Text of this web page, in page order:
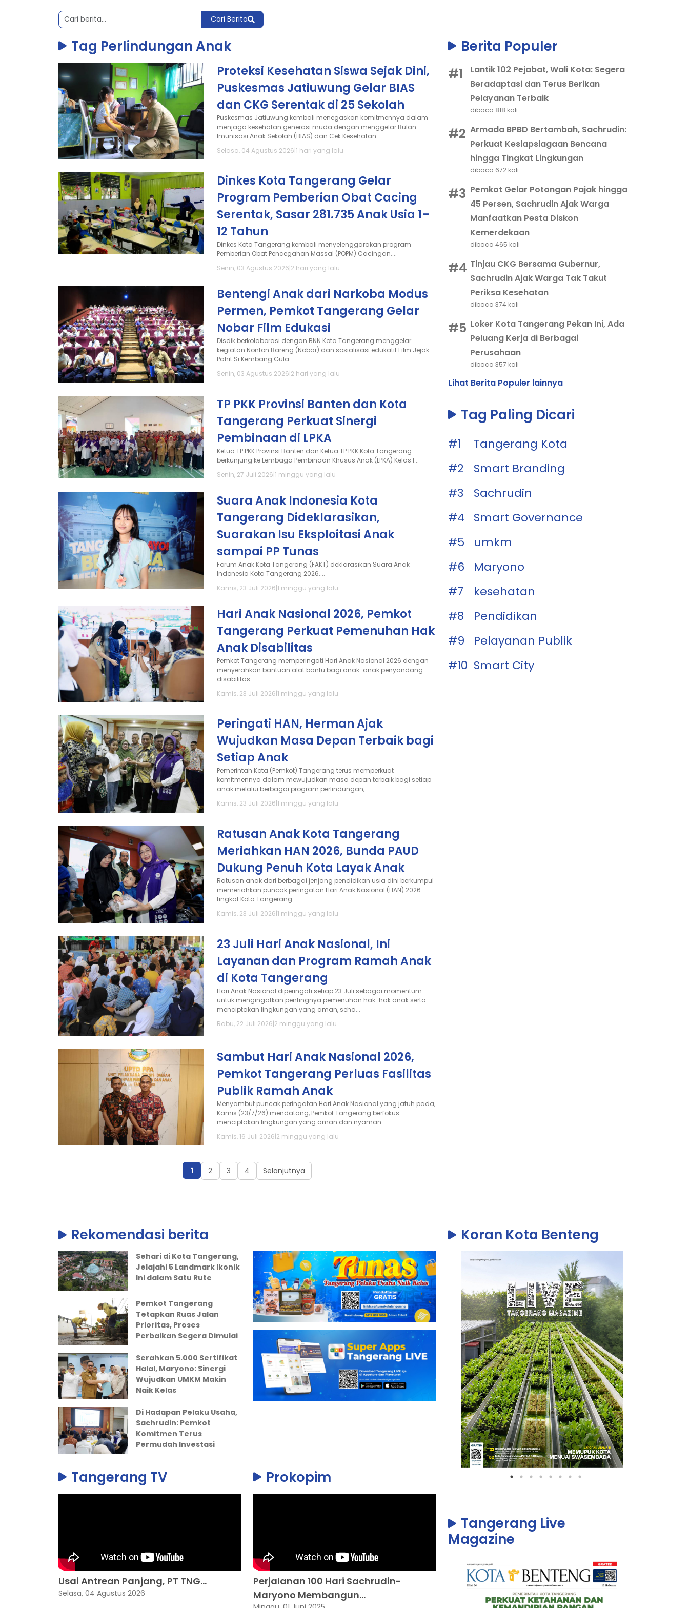
Cari Berita
Tag Perlindungan Anak
Proteksi Kesehatan Siswa Sejak Dini,
Puskesmas Jatiuwung Gelar BIAS
dan CKG Serentak di 25 Sekolah
Puskesmas Jatiuwung kembali menegaskan komitmennya dalam
menjaga kesehatan generasi muda dengan menggelar Bulan
Imunisasi Anak Sekolah (BIAS) dan Cek Kesehatan...
Selasa, 04 Agustus 2026|1 hari yang lalu
Dinkes Kota Tangerang Gelar
Program Pemberian Obat Cacing
Serentak, Sasar 281.735 Anak Usia 1–
12 Tahun
Dinkes Kota Tangerang kembali menyelenggarakan program
Pemberian Obat Pencegahan Massal (POPM) Cacingan....
Senin, 03 Agustus 2026|2 hari yang lalu
Bentengi Anak dari Narkoba Modus
Permen, Pemkot Tangerang Gelar
Nobar Film Edukasi
Disdik berkolaborasi dengan BNN Kota Tangerang menggelar
kegiatan Nonton Bareng (Nobar) dan sosialisasi edukatif Film Jejak
Pahit Si Kembang Gula....
Senin, 03 Agustus 2026|2 hari yang lalu
TP PKK Provinsi Banten dan Kota
Tangerang Perkuat Sinergi
Pembinaan di LPKA
Ketua TP PKK Provinsi Banten dan Ketua TP PKK Kota Tangerang
berkunjung ke Lembaga Pembinaan Khusus Anak (LPKA) Kelas I...
Senin, 27 Juli 2026|1 minggu yang lalu
Suara Anak Indonesia Kota
Tangerang Dideklarasikan,
Suarakan Isu Eksploitasi Anak
sampai PP Tunas
Forum Anak Kota Tangerang (FAKT) deklarasikan Suara Anak
Indonesia Kota Tangerang 2026....
Kamis, 23 Juli 2026|1 minggu yang lalu
Hari Anak Nasional 2026, Pemkot
Tangerang Perkuat Pemenuhan Hak
Anak Disabilitas
Pemkot Tangerang memperingati Hari Anak Nasional 2026 dengan
menyerahkan bantuan alat bantu bagi anak-anak penyandang
disabilitas....
Kamis, 23 Juli 2026|1 minggu yang lalu
Peringati HAN, Herman Ajak
Wujudkan Masa Depan Terbaik bagi
Setiap Anak
Pemerintah Kota (Pemkot) Tangerang terus memperkuat
komitmennya dalam mewujudkan masa depan terbaik bagi setiap
anak melalui berbagai program perlindungan,...
Kamis, 23 Juli 2026|1 minggu yang lalu
Ratusan Anak Kota Tangerang
Meriahkan HAN 2026, Bunda PAUD
Dukung Penuh Kota Layak Anak
Ratusan anak dari berbagai jenjang pendidikan usia dini berkumpul
memeriahkan puncak peringatan Hari Anak Nasional (HAN) 2026
tingkat Kota Tangerang....
Kamis, 23 Juli 2026|1 minggu yang lalu
23 Juli Hari Anak Nasional, Ini
Layanan dan Program Ramah Anak
di Kota Tangerang
Hari Anak Nasional diperingati setiap 23 Juli sebagai momentum
untuk mengingatkan pentingnya pemenuhan hak-hak anak serta
menciptakan lingkungan yang aman, seha...
Rabu, 22 Juli 2026|2 minggu yang lalu
Sambut Hari Anak Nasional 2026,
Pemkot Tangerang Perluas Fasilitas
Publik Ramah Anak
Menyambut puncak peringatan Hari Anak Nasional yang jatuh pada,
Kamis (23/7/26) mendatang, Pemkot Tangerang berfokus
menciptakan lingkungan yang aman dan nyaman...
Kamis, 16 Juli 2026|2 minggu yang lalu
1 2 3 4 Selanjutnya
Berita Populer
#1
Lantik 102 Pejabat, Wali Kota: Segera
Beradaptasi dan Terus Berikan
Pelayanan Terbaik
dibaca 818 kali
#2 Armada BPBD Bertambah, Sachrudin:
Perkuat Kesiapsiagaan Bencana
hingga Tingkat Lingkungan
dibaca 672 kali
#3 Pemkot Gelar Potongan Pajak hingga
45 Persen, Sachrudin Ajak Warga
Manfaatkan Pesta Diskon
Kemerdekaan
dibaca 465 kali
#4 Tinjau CKG Bersama Gubernur,
Sachrudin Ajak Warga Tak Takut
Periksa Kesehatan
dibaca 374 kali
#5 Loker Kota Tangerang Pekan Ini, Ada
Peluang Kerja di Berbagai
Perusahaan
dibaca 357 kali
Lihat Berita Populer lainnya
Tag Paling Dicari
#1
Tangerang Kota
#2
Smart Branding
#3
Sachrudin
#4
Smart Governance
#5
umkm
#6
Maryono
#7
kesehatan
#8
Pendidikan
#9
Pelayanan Publik
#10 Smart City
Rekomendasi berita
Sehari di Kota Tangerang,
Jelajahi 5 Landmark Ikonik
Ini dalam Satu Rute
Pemkot Tangerang
Tetapkan Ruas Jalan
Prioritas, Proses
Perbaikan Segera Dimulai
Serahkan 5.000 Sertifikat
Halal, Maryono: Sinergi
Wujudkan UMKM Makin
Naik Kelas
Di Hadapan Pelaku Usaha,
Sachrudin: Pemkot
Komitmen Terus
Permudah Investasi
Tangerang TV
Usai Antrean Panjang, PT TNG...
Selasa, 04 Agustus 2026
Prokopim
Perjalanan 100 Hari Sachrudin-
Maryono Membangun...
Koran Kota Benteng
Tangerang Live
Magazine